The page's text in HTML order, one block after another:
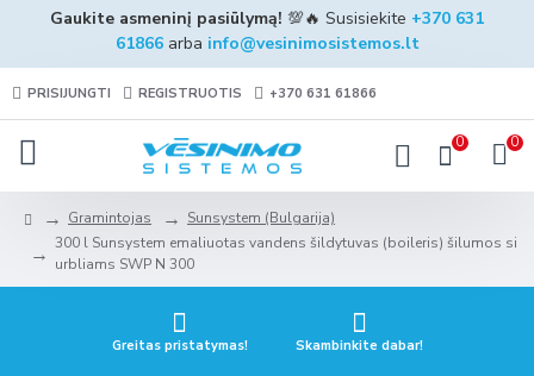
Gaukite asmeninį pasiūlymą! 💯🔥 Susisiekite +370 631
61866arba info@vesinimosistemos.lt
PRISIJUNGTI REGISTRUOTIS +370 631 61866
0 0
Gramintojas
Sunsystem (Bulgarija)
300 l Sunsystem emaliuotas vandens šildytuvas (boileris) šilumos si
urbliams SWP N 300
Greitas pristatymas! Skambinkite dabar!